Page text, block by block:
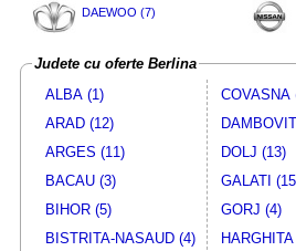
ACURA
INTEGRA
DACIA
LOGAN
PEUGEOT
407
VW
PASSAT
DACIA
LOGAN
SEAT
IBIZA
RENAULT
CLIO
DAEWOO (7)
Judete cu oferte Berlina
ALBA (1)
ARAD (12)
ARGES (11)
BACAU (3)
BIHOR (5)
BISTRITA-NASAUD (4)
COVASNA
DOLJ (13)
GALATI
GORJ (4)